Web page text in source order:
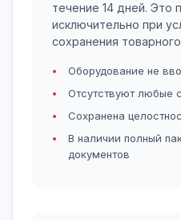
течение 14 дней. Это
исключительно при
сохранения
Оборудование не
Отсутствуют любые
Сохранена
В наличии полный
документов